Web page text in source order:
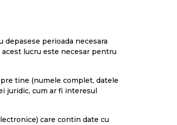
perioada necesara
lucru este necesar pentru
tine (numele complet, datele
juridic, cum ar fi interesul
care contin date cu